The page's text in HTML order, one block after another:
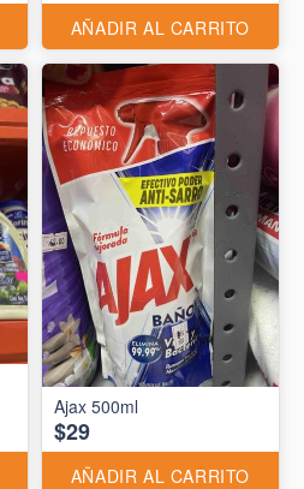
AÑADIR AL CARRITO
Ajax 500ml
$29
AÑADIR AL CARRITO